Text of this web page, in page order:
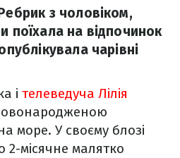
з чоловіком,
поїхала на відпочинок
чарівні
і телеведуча Лілія
море. У своєму блозі
2-місячне малятко